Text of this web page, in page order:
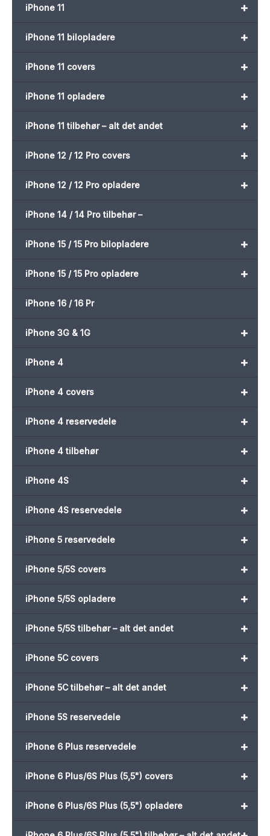
+
iPhone 11
+
iPhone 11 bilopladere
+
iPhone 11 covers
+
iPhone 11 opladere
+
iPhone 11 tilbehør – alt det andet
+
iPhone 12 / 12 Pro covers
+
iPhone 12 / 12 Pro opladere
iPhone 14 / 14 Pro tilbehør –
+
iPhone 15 / 15 Pro bilopladere
+
iPhone 15 / 15 Pro opladere
iPhone 16 / 16 Pr
+
iPhone 3G & 1G
+
iPhone 4
+
iPhone 4 covers
+
iPhone 4 reservedele
+
iPhone 4 tilbehør
+
iPhone 4S
+
iPhone 4S reservedele
+
iPhone 5 reservedele
+
iPhone 5/5S covers
+
iPhone 5/5S opladere
+
iPhone 5/5S tilbehør – alt det andet
+
iPhone 5C covers
+
iPhone 5C tilbehør – alt det andet
+
iPhone 5S reservedele
+
iPhone 6 Plus reservedele
+
iPhone 6 Plus/6S Plus (5,5") covers
+
iPhone 6 Plus/6S Plus (5,5") opladere